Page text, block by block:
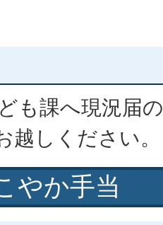
も課へ現況届
越しください。
やか手当